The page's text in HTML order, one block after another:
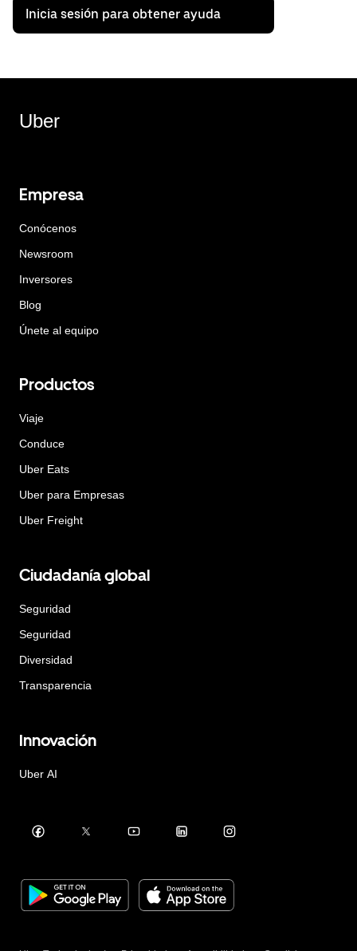
Inicia sesión para obtener ayuda
Uber
Empresa
Conócenos
Newsroom
Inversores
Blog
Únete al equipo
Productos
Viaje
Conduce
Uber Eats
Uber para Empresas
Uber Freight
Ciudadanía global
Seguridad
Seguridad
Diversidad
Transparencia
Innovación
Uber AI